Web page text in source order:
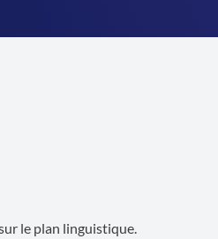
le plan linguistique.